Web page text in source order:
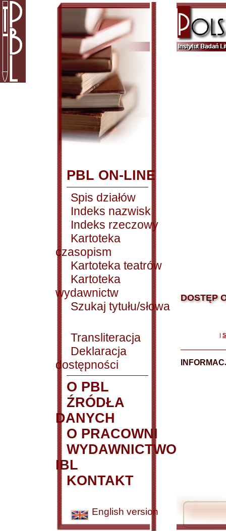
PBL ON-LINE
Spis działów
Indeks nazwisk
Indeks rzeczowy
Kartoteka
czasopism
Kartoteka teatrów
Kartoteka
wydawnictw
Szukaj tytułu/słowa
Transliteracja
Deklaracja
dostępności
O PBL
ŹRÓDŁA
DANYCH
O PRACOWNI
WYDAWNICTWO
IBL
KONTAKT
English version
DOSTĘP
|